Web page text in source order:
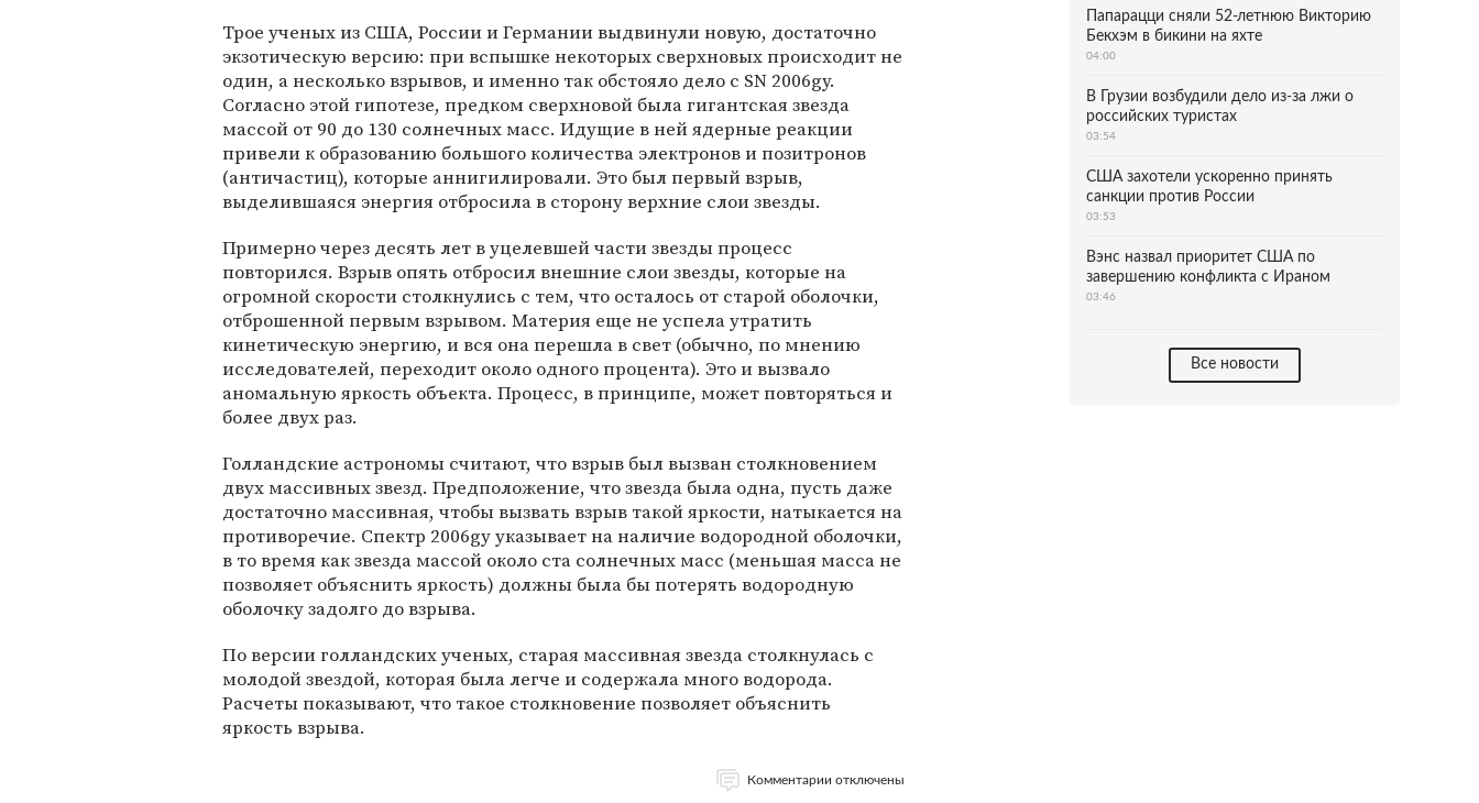
Трое ученых из США, России и Германии выдвинули новую, достаточно
экзотическую версию: при вспышке некоторых сверхновых происходит не
один, а несколько взрывов, и именно так обстояло дело с SN 2006gy.
Согласно этой гипотезе, предком сверхновой была гигантская звезда
массой от 90 до 130 солнечных масс. Идущие в ней ядерные реакции
привели к образованию большого количества электронов и позитронов
(античастиц), которые аннигилировали. Это был первый взрыв,
выделившаяся энергия отбросила в сторону верхние слои звезды.
Примерно через десять лет в уцелевшей части звезды процесс
повторился. Взрыв опять отбросил внешние слои звезды, которые на
огромной скорости столкнулись с тем, что осталось от старой оболочки,
отброшенной первым взрывом. Материя еще не успела утратить
кинетическую энергию, и вся она перешла в свет (обычно, по мнению
исследователей, переходит около одного процента). Это и вызвало
аномальную яркость объекта. Процесс, в принципе, может повторяться и
более двух раз.
Голландские астрономы считают, что взрыв был вызван столкновением
двух массивных звезд. Предположение, что звезда была одна, пусть даже
достаточно массивная, чтобы вызвать взрыв такой яркости, натыкается на
противоречие. Спектр 2006gy указывает на наличие водородной оболочки,
в то время как звезда массой около ста солнечных масс (меньшая масса не
позволяет объяснить яркость) должны была бы потерять водородную
оболочку задолго до взрыва.
По версии голландских ученых, старая массивная звезда столкнулась с
молодой звездой, которая была легче и содержала много водорода.
Расчеты показывают, что такое столкновение позволяет объяснить
яркость взрыва.
Комментарии отключены
Папарацци сняли 52-летнюю Викторию
Бекхэм в бикини на яхте
04:00
В Грузии возбудили дело из-за лжи о
российских туристах
03:54
США захотели ускоренно принять
санкции против России
03:53
Вэнс назвал приоритет США по
завершению конфликта с Ираном
03:46
Все новости